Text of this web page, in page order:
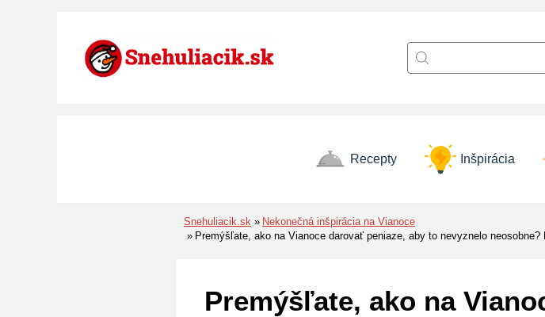
Recepty Inšpirácia
Snehuliacik.sk
Nekonečná inšpirácia na Vianoce
Premýšľate, ako na Vianoce darovať peniaze, aby to nevyznelo
Premýšľate, ako na